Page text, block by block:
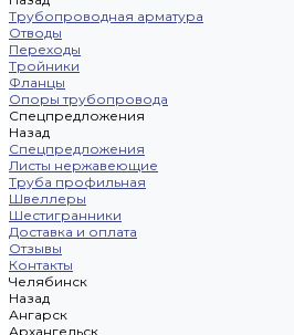
Трубопроводная арматура
Отводы
Переходы
Тройники
Фланцы
Опоры трубопровода
Спецпредложения
Назад
Спецпредложения
Листы нержавеющие
Труба профильная
Швеллеры
Шестигранники
Доставка и оплата
Отзывы
Контакты
Челябинск
Назад
Ангарск
Архангельск